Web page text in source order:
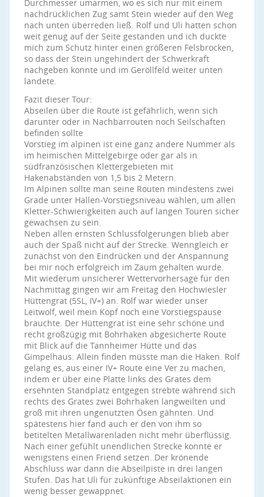
Durchmesser umarmen, wo es sich nur mit einem
nachdrücklichen Zug samt Stein wieder auf den Weg
nach unten überreden ließ. Rolf und Uli hatten schon
weit genug auf der Seite gestanden und ich duckte
mich zum Schutz hinter einen größeren Felsbrocken,
so dass der Stein ungehindert der Schwerkraft
nachgeben konnte und im Geröllfeld weiter unten
landete.
Fazit dieser Tour:
Abseilen über die Route ist gefährlich, wenn sich
darunter oder in Nachbarrouten noch Seilschaften
befinden sollte
Vorstieg im alpinen ist eine ganz andere Nummer als
im heimischen Mittelgebirge oder gar als in
südfranzösischen Klettergebieten mit
Hakenabständen von 1,5 bis 2 Metern.
Im Alpinen sollte man seine Routen mindestens zwei
Grade unter Hallen-Vorstiegsniveau wählen, um allen
Kletter-Schwierigkeiten auch auf langen Touren sicher
gewachsen zu sein.
Neben allen ernsten Schlussfolgerungen blieb aber
auch der Spaß nicht auf der Strecke. Wenngleich er
zunächst von den Eindrücken und der Anspannung
bei mir noch erfolgreich im Zaum gehalten wurde.
Mit wiederum unsicherer Wettervorhersage für den
Nachmittag gingen wir am Freitag den Hochwiesler
Hüttengrat (5SL, IV+) an. Rolf war wieder unser
Leitwolf, weil mein Kopf noch eine Vorstiegspause
brauchte. Der Hüttengrat ist eine sehr schöne und
recht großzügig mit Bohrhaken abgesicherte Route
mit Blick auf die Tannheimer Hütte und das
Gimpelhaus. Allein finden müsste man die Haken. Rolf
gelang es, aus einer IV+ Route eine Ver zu machen,
indem er über eine Platte links des Grates dem
ersehnten Standplatz entgegen strebte während sich
rechts des Grates zwei Bohrhaken langweilten und
groß mit ihren ungenutzten Ösen gähnten. Und
spätestens hier fand auch er den von ihm so
betitelten Metallwarenladen nicht mehr überflüssig.
Nach einer gefühlt unendlichen Strecke konnte er
wenigstens einen Friend setzen. Der krönende
Abschluss war dann die Abseilpiste in drei langen
Stufen. Das hat Uli für zukünftige Abseilaktionen ein
wenig besser gewappnet.